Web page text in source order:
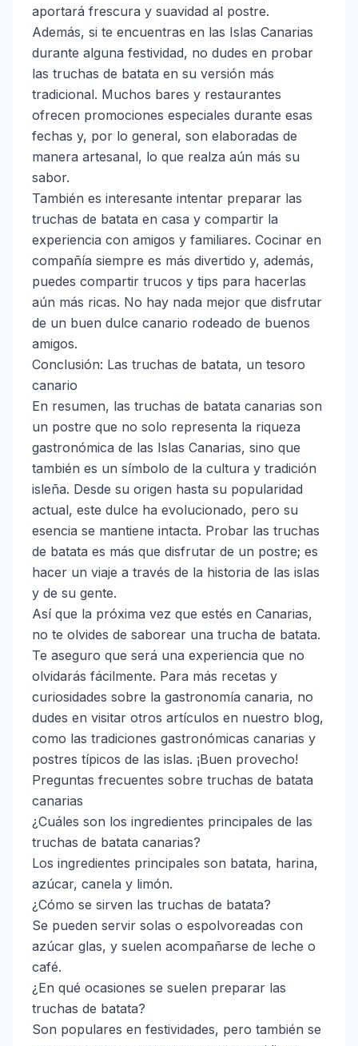
aportará frescura y suavidad al postre.
Además, si te encuentras en las Islas Canarias
durante alguna festividad, no dudes en probar
las truchas de batata en su versión más
tradicional. Muchos bares y restaurantes
ofrecen promociones especiales durante esas
fechas y, por lo general, son elaboradas de
manera artesanal, lo que realza aún más su
sabor.
También es interesante intentar preparar las
truchas de batata en casa y compartir la
experiencia con amigos y familiares. Cocinar en
compañía siempre es más divertido y, además,
puedes compartir trucos y tips para hacerlas
aún más ricas. No hay nada mejor que disfrutar
de un buen dulce canario rodeado de buenos
amigos.
Conclusión: Las truchas de batata, un tesoro
canario
En resumen, las truchas de batata canarias son
un postre que no solo representa la riqueza
gastronómica de las Islas Canarias, sino que
también es un símbolo de la cultura y tradición
isleña. Desde su origen hasta su popularidad
actual, este dulce ha evolucionado, pero su
esencia se mantiene intacta. Probar las truchas
de batata es más que disfrutar de un postre; es
hacer un viaje a través de la historia de las islas
y de su gente.
Así que la próxima vez que estés en Canarias,
no te olvides de saborear una trucha de batata.
Te aseguro que será una experiencia que no
olvidarás fácilmente. Para más recetas y
curiosidades sobre la gastronomía canaria, no
dudes en visitar otros artículos en nuestro blog,
como las tradiciones gastronómicas canarias y
postres típicos de las islas. ¡Buen provecho!
Preguntas frecuentes sobre truchas de batata
canarias
¿Cuáles son los ingredientes principales de las
truchas de batata canarias?
Los ingredientes principales son batata, harina,
azúcar, canela y limón.
¿Cómo se sirven las truchas de batata?
Se pueden servir solas o espolvoreadas con
azúcar glas, y suelen acompañarse de leche o
café.
¿En qué ocasiones se suelen preparar las
truchas de batata?
Son populares en festividades, pero también se